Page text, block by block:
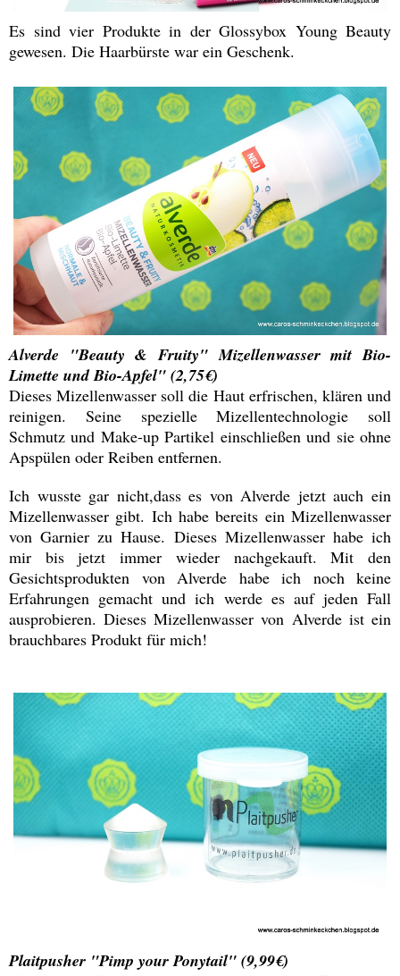
Es sind vier Produkte in der Glossybox Young Beauty
gewesen. Die Haarbürste war ein Geschenk.
Alverde "Beauty & Fruity" Mizellenwasser mit Bio-
Limette und Bio-Apfel" (2,75€)
Dieses Mizellenwasser soll die Haut erfrischen, klären und
reinigen. Seine spezielle Mizellentechnologie soll
Schmutz und Make-up Partikel einschließen und sie ohne
Apspülen oder Reiben entfernen.
Ich wusste gar nicht,dass es von Alverde jetzt auch ein
Mizellenwasser gibt. Ich habe bereits ein Mizellenwasser
von Garnier zu Hause. Dieses Mizellenwasser habe ich
mir bis jetzt immer wieder nachgekauft. Mit den
Gesichtsprodukten von Alverde habe ich noch keine
Erfahrungen gemacht und ich werde es auf jeden Fall
ausprobieren. Dieses Mizellenwasser von Alverde ist ein
brauchbares Produkt für mich!
Plaitpusher "Pimp your Ponytail" (9,99€)